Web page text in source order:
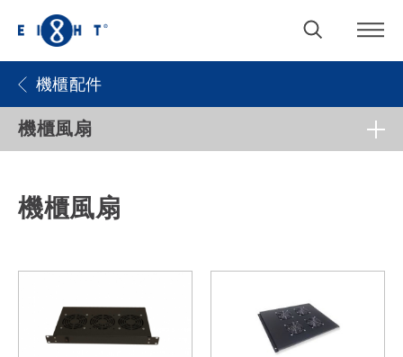
機櫃配件
機櫃風扇
機櫃風扇